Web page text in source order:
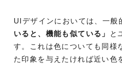
UIデザインにおいては、一般
いると、機能も似ている」
と
す。これは色についても同様
た印象を与えたければ近い色